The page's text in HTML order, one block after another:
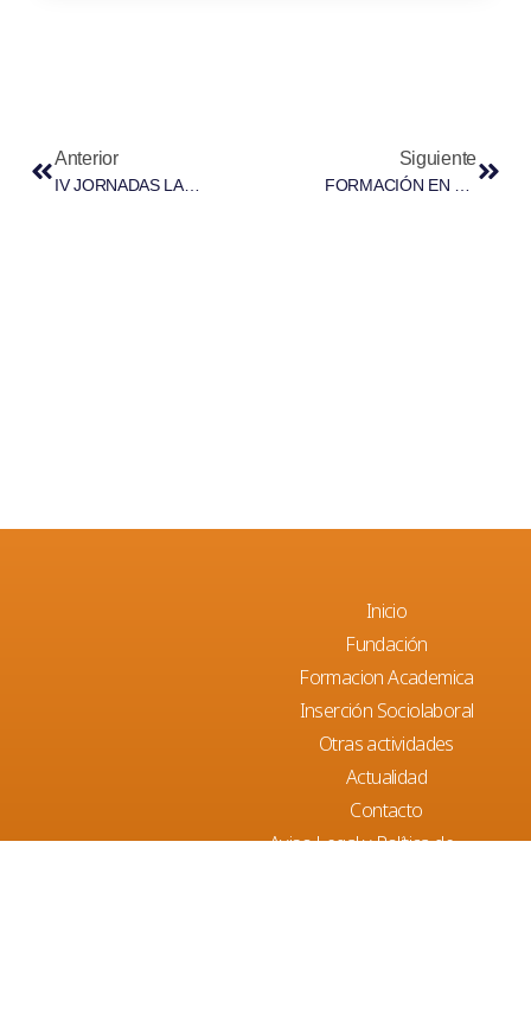
Anterior
IV JORNADAS LABORALISTAS DE DERECHO DEL TRABAJO Y DE LA SEGURIDAD SOCIAL DE LES ILLES BALEARS
Siguiente
Inicio
Fundación
Formacion Academica
Inserción Sociolaboral
Otras actividades
Actualidad
Contacto
Aviso Legal y Política de